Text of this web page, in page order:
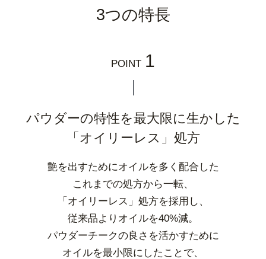
3つの特長
POINT 1
パウダーの特性を最大限に生かした
「オイリーレス」処方
艶を出すためにオイルを多く配合した
これまでの処方から一転、
「オイリーレス」処方を採用し、
従来品よりオイルを40%減。
パウダーチークの良さを活かすために
オイルを最小限にしたことで、